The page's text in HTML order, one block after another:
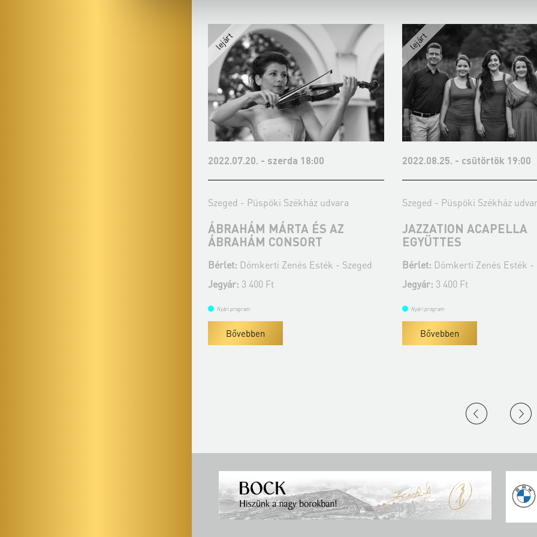
2022.07.20. - szerda 18:00
Szeged - Püspöki Székház udvara
ÁBRAHÁM MÁRTA ÉS AZ
ÁBRAHÁM CONSORT
Bérlet: Dómkerti Zenés Esték - Szeged
Jegyár: 3 400 Ft
Nyári program
Bővebben
2022.08.25. - csütörtök 19:00
Szeged - Püspöki Székház
JAZZATION ACAPELLA
EGYÜTTES
Bérlet: Dómkerti Zenés Esték -
Jegyár: 3 400 Ft
Nyári program
Bővebben